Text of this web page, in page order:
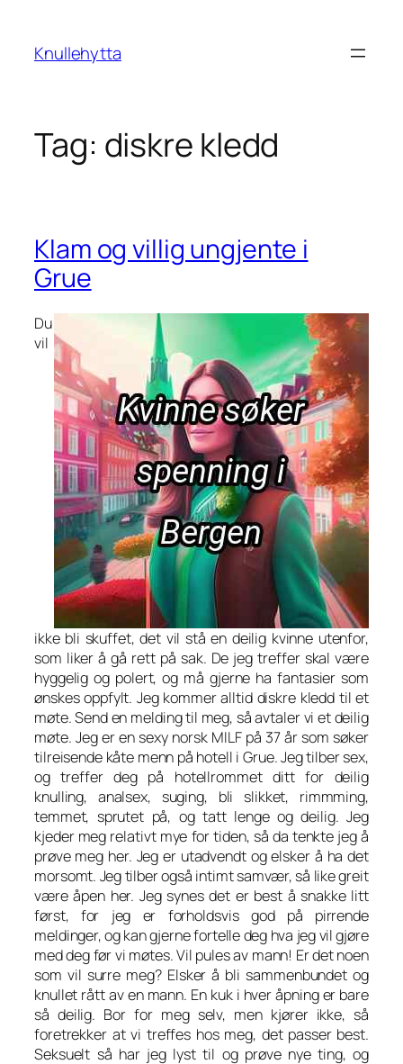
content
Knullehytta
Tag: diskre kledd
Klam og villig ungjente i
Grue
Du
vil
ikke bli skuffet, det vil stå en deilig kvinne utenfor,
som liker å gå rett på sak. De jeg treffer skal være
hyggelig og polert, og må gjerne ha fantasier som
ønskes oppfylt. Jeg kommer alltid diskre kledd til et
møte. Send en melding til meg, så avtaler vi et deilig
møte. Jeg er en sexy norsk MILF på 37 år som søker
tilreisende kåte menn på hotell i Grue. Jeg tilber sex,
og treffer deg på hotellrommet ditt for deilig
knulling, analsex, suging, bli slikket, rimmming,
temmet, sprutet på, og tatt lenge og deilig. Jeg
kjeder meg relativt mye for tiden, så da tenkte jeg å
prøve meg her. Jeg er utadvendt og elsker å ha det
morsomt. Jeg tilber også intimt samvær, så like greit
være åpen her. Jeg synes det er best å snakke litt
først, for jeg er forholdsvis god på pirrende
meldinger, og kan gjerne fortelle deg hva jeg vil gjøre
med deg før vi møtes. Vil pules av mann! Er det noen
som vil surre meg? Elsker å bli sammenbundet og
knullet rått av en mann. En kuk i hver åpning er bare
så deilig. Bor for meg selv, men kjører ikke, så
foretrekker at vi treffes hos meg, det passer best.
Seksuelt så har jeg lyst til og prøve nye ting, og